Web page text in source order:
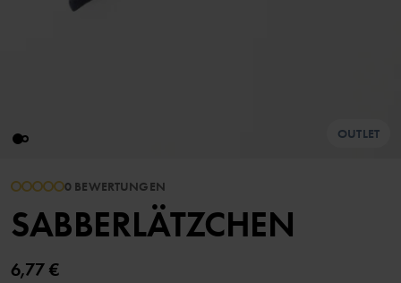
OUTLET
0 BEWERTUNGEN
SABBERLÄTZCHEN
6,77 €